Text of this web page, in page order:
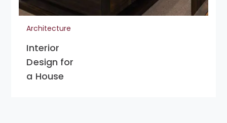
Architecture
Interior
Design for
a House